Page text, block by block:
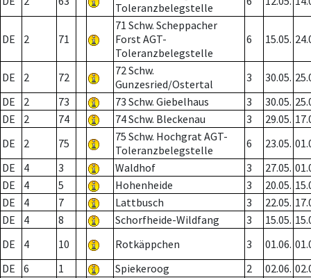
Toleranzbelegstelle
DE 2 71
71 Schw. Scheppacher
Forst AGT-
Toleranzbelegstelle
6 15.05.
DE 2 72
72 Schw.
Gunzesried/Ostertal
3 30.05.
DE
2 73 73 Schw. Giebelhaus 3 30.05.
DE
2 74 74 Schw. Bleckenau 3 29.05.
DE
2 75
75 Schw. Hochgrat AGT-
Toleranzbelegstelle
6 23.05.
DE
4 3 Waldhof 3 27.05.
DE
4 5 Hohenheide 3 20.05.
DE
4 7 Lattbusch 3 22.05.
DE
4 8 Schorfheide-Wildfang 3 15.05.
DE
4 10 Rotkäppchen 3 01.06.
DE
6 1 Spiekeroog 2 02.06.